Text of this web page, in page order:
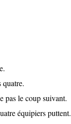
pas le coup suivant.
équipiers puttent.